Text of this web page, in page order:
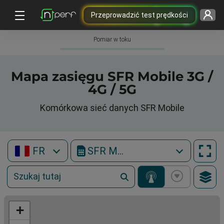
Przeprowadzić test prędkości
Pomiar w toku
Mapa zasięgu SFR Mobile 3G /
4G / 5G
Komórkowa sieć danych SFR Mobile
FR SFR Mobile
+